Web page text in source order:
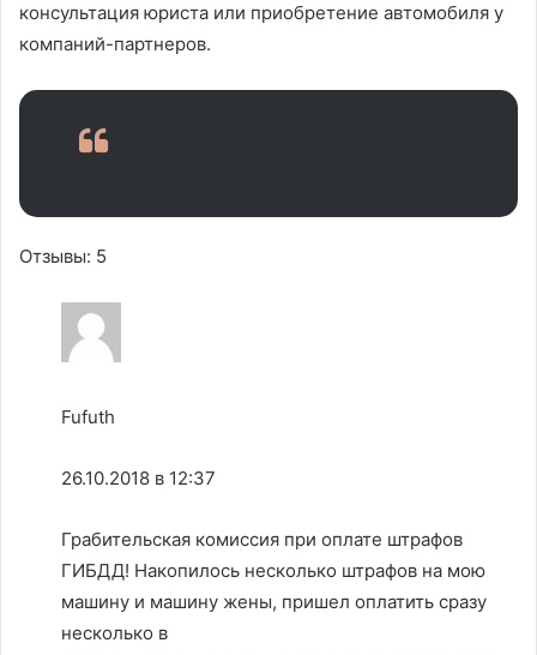
консультация юриста или приобретение автомобиля у
компаний-партнеров.
Отзывы: 5
Fufuth
26.10.2018 в 12:37
Грабительская комиссия при оплате штрафов
ГИБДД! Накопилось несколько штрафов на мою
машину и машину жены, пришел оплатить сразу
несколько в